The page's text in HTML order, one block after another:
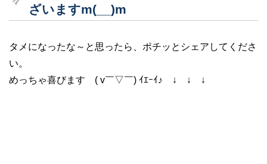
ざいますm(__)m
タメになったな～と思ったら、ポチッとシェアしてくださ
い。
めっちゃ喜びます ( v￣▽￣) ｲｴｰｲ♪ ↓ ↓ ↓